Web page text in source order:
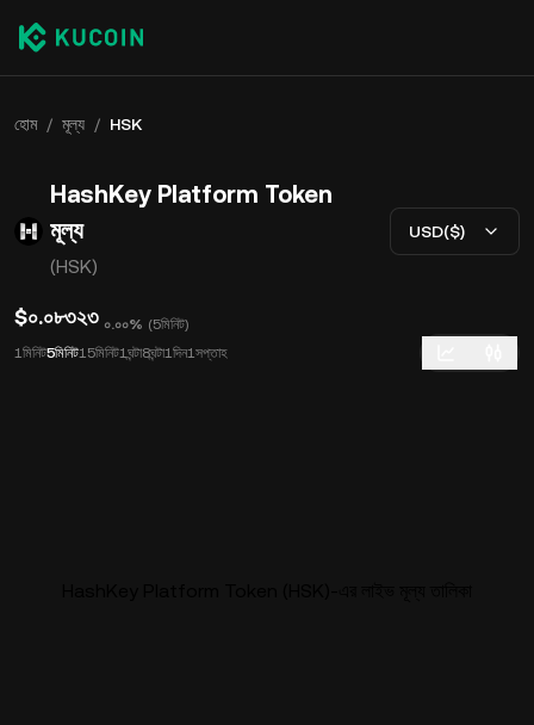
হোম / মূল্য / HSK
HashKey Platform Token
মূল্য
(HSK)
USD($)
$০.০৮৩২৩ ০.০০% (5মিনিট)
1মিনিট5মিনিট15মিনিট1ঘন্টা8ঘন্টা1দিন1সপ্তাহ